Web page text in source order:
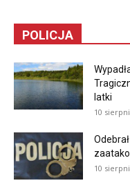
POLICJA
latki
10
10